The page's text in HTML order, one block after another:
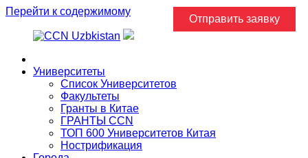
Перейти к содержимому
Университеты
Список Университетов
Факультеты
Гранты в Китае
ГРАНТЫ ССN
ТОП 600 Университетов Китая
Нострификация
Отправить заявку